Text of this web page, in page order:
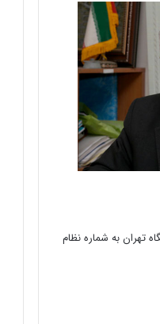
تهران به شماره نظام